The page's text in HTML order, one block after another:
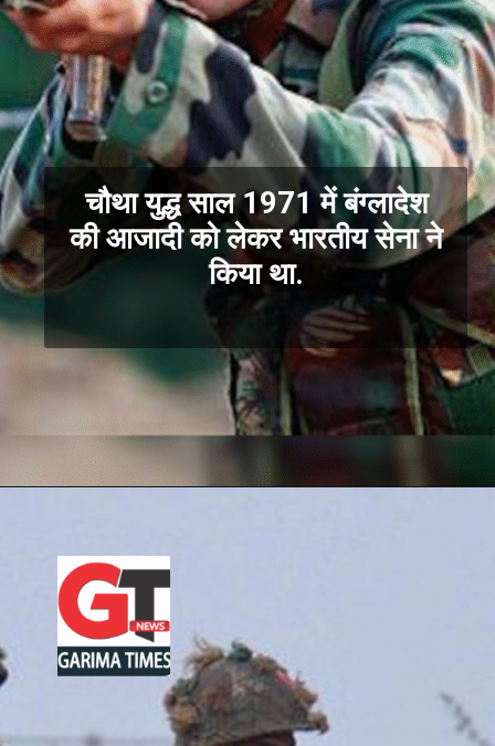
चौथा युद्ध साल 1971 में बंग्लादेश
की आजादी को लेकर भारतीय सेना ने
किया था.